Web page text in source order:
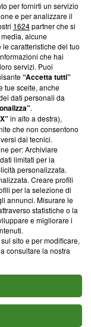
su Blasting
ci impegniamo a
aderenza a
News non è
di farne
una verifica di
Frasca, 3 - 6900
per fornirti un servizio
e per analizzare il
1624partner che si
alcune
caratteristiche del tuo
che hai
servizi. Puoi
“Accetta tutti”
tue scelte, anche
dati personali da
.
in alto a destra),
che non consentono
dai tecnici.
per: Archiviare
limitati per la
personalizzata.
Creare profili
per la selezione di
annunci. Misurare le
statistiche o la
e migliorare i
sito e per modificare,
consultare la nostra